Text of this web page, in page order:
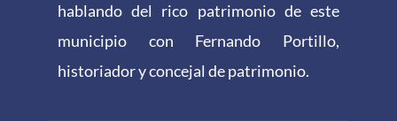
hablando del rico patrimonio de este
municipio con Fernando Portillo,
historiador y concejal de patrimonio.